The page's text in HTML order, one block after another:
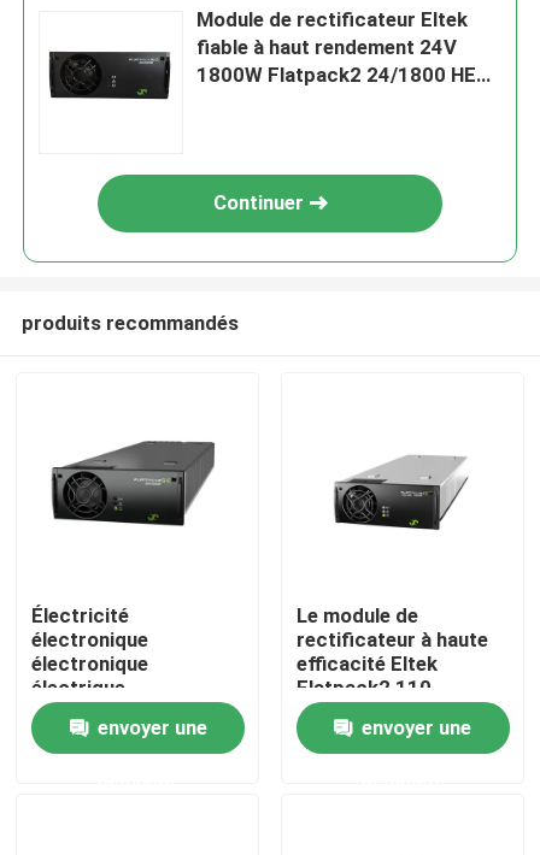
Accueil
Module de rectificateur Eltek
fiable à haut rendement 24V
1800W Flatpack2 24/1800 HE
Continuer
produits recommandés
Électricité
électronique
électronique
électrique
électronique
électronique
électronique
envoyer une
Le module de
rectificateur à haute
efficacité Eltek
Flatpack2 110-
125/2000 HE FP2
110/2000 HE WOR
numéro de pièce
envoyer une